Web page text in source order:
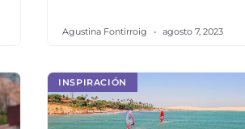
Agustina Fontirroig agosto 7, 2023
INSPIRACIÓN